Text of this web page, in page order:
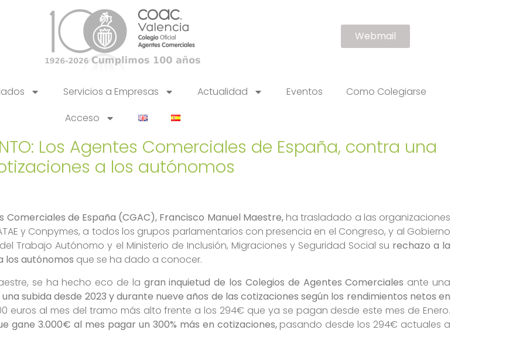
Webmail
Servicios a Empresas Actualidad Eventos
Como Colegiarse
Acceso
Los Agentes Comerciales de España, contra una
a los autónomos
de España (CGAC), Francisco Manuel Maestre,ha trasladado a las organizaciones
y Conpymes, a todos los grupos parlamentarios con presencia en el Congreso, y al Gobierno
Trabajo Autónomo y el Ministerio de Inclusión, Migraciones y Seguridad Social su rechazo a la
los autónomos que se ha dado a conocer.
se ha hecho eco de la gran inquietud de los Colegios de Agentes Comerciales ante una
una subida desde 2023 y durante nueve años de las cotizaciones según los rendimientos netos en
euros al mes del tramo más alto frente a los 294€ que ya se pagan desde este mes de Enero.
gane 3.000€ al mes pagar un 300% más en cotizaciones, pasando desde los 294€ actuales a